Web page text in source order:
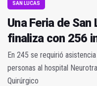
SAN LUCAS
Una Feria de
finaliza con 256
En 245 se requirió
personas al hospital
Quirúrgico